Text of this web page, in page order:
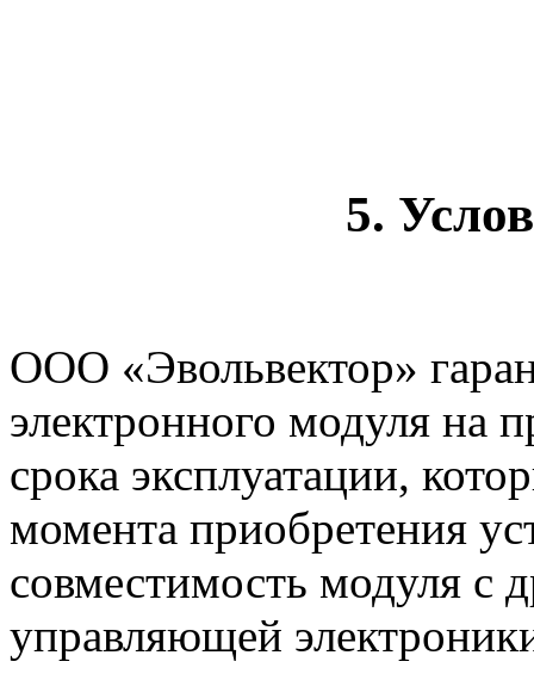
5.
ООО «Эвольвектор»
электронного модуля на
срока эксплуатации,
момента приобретения
совместимость модуля с
управляющей